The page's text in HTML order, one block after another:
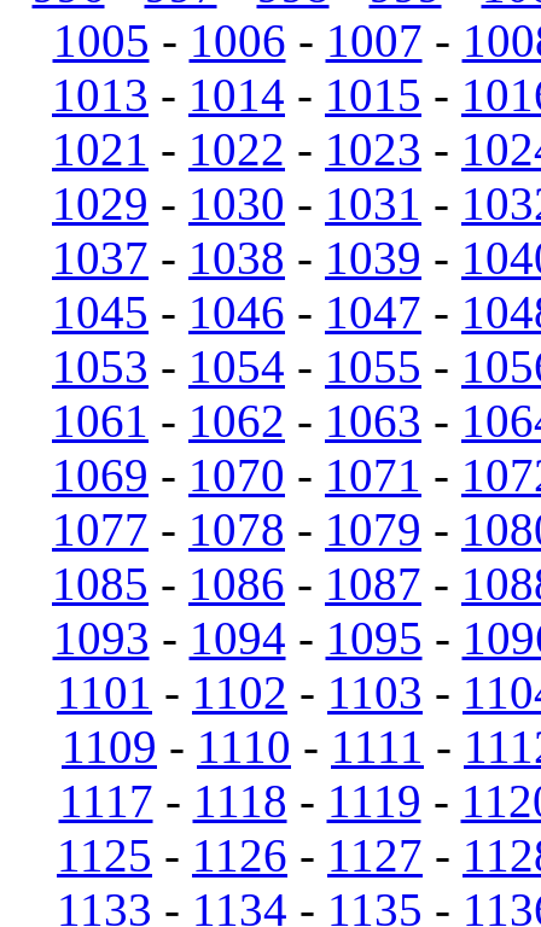
1005 - 1006 - 1007 -
1013 - 1014 - 1015 -
1021 - 1022 - 1023 -
1029 - 1030 - 1031 -
1037 - 1038 - 1039 -
1045 - 1046 - 1047 -
1053 - 1054 - 1055 -
1061 - 1062 - 1063 -
1069 - 1070 - 1071 -
1077 - 1078 - 1079 -
1085 - 1086 - 1087 -
1093 - 1094 - 1095 -
1101 - 1102 - 1103 -
1109 - 1110 - 1111 -
1117 - 1118 - 1119 -
1125 - 1126 - 1127 -
1133 - 1134 - 1135 -